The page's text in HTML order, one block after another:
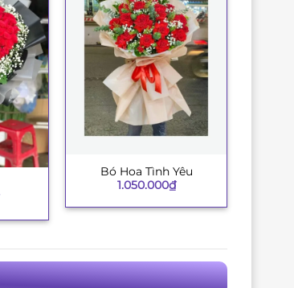
Bó Hoa Tình Yêu
1.050.000₫